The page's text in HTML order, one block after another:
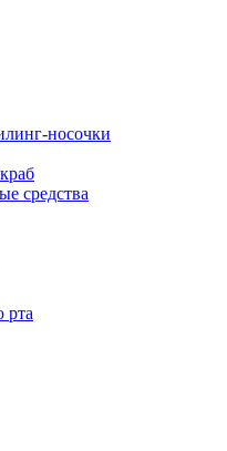
носочки
средства
рта